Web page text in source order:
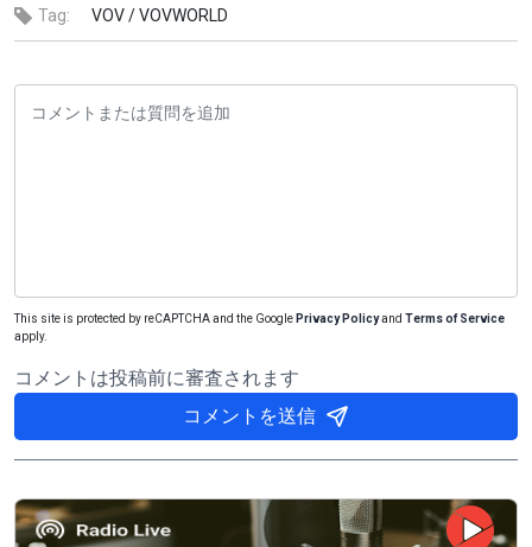
Tag: VOV /VOVWORLD
This site is protected by reCAPTCHA and the Google Privacy Policyand Terms of Service
apply.
コメントは投稿前に審査されます
コメントを送信